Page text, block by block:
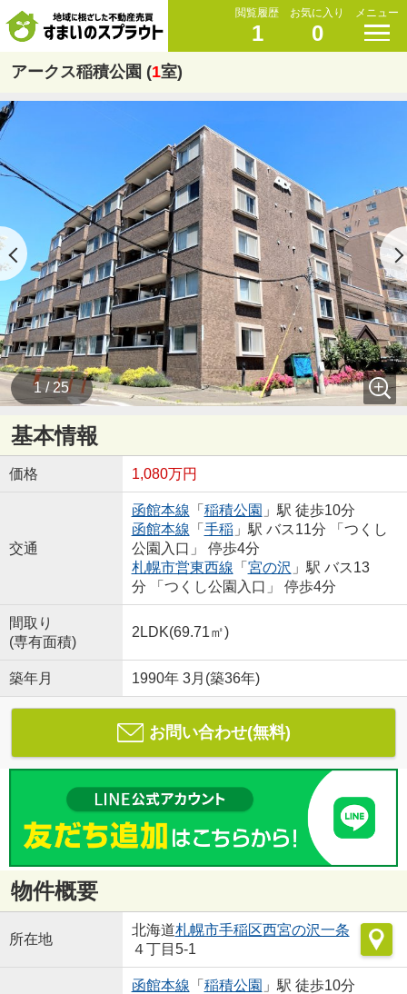
閲覧履歴
1
お気に入り
0
メニュー
アークス稲積公園 (1室)
1 / 25
基本情報
価格 1,080万円
交通
函館本線 「 稲積公園 」駅 徒歩10分
函館本線 「 手稲 」駅 バス11分 「つくし
公園入口」 停歩4分
札幌市営東西線 「 宮の沢 」駅 バス13
分 「つくし公園入口」 停歩4分
間取り
(専有面積)
2LDK(69.71㎡)
築年月 1990年 3月(築36年)
お問い合わせ(無料)
物件概要
所在地
北海道札幌市手稲区西宮の沢一条
４丁目5-1
函館本線 「 稲積公園 」駅 徒歩10分